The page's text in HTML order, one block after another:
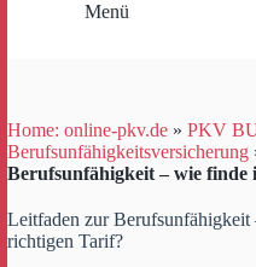
Menü
Home: online-pkv.de » PKV
Berufsunfähigkeitsversicherung
Berufsunfähigkeit – wie finde
Leitfaden zur
richtigen Tarif?